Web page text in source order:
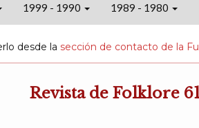
1999 - 1990 1989 - 1980
desde la sección de contacto de la
Revista de Folklore